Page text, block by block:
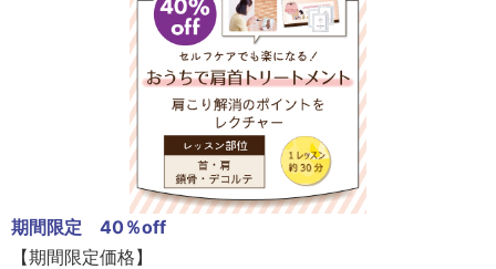
太古の記憶
美容機器
セロトニン
スカイズグレース
期間限定 40％off
【期間限定価格】